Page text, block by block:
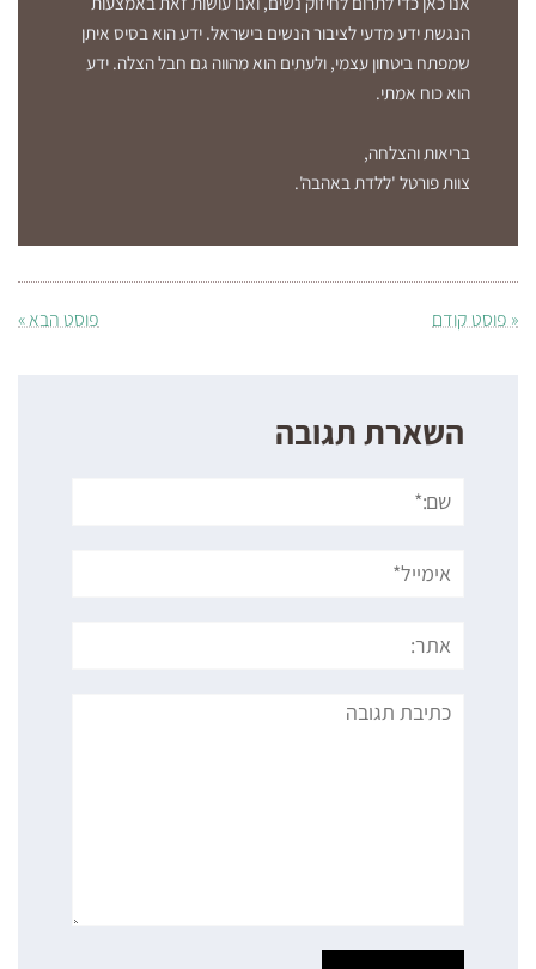
הנגשת ידע מדעי לציבור הנשים בישראל. ידע הוא בסיס איתן
שמפתח ביטחון עצמי, ולעתים הוא מהווה גם חבל הצלה. ידע
הוא כוח אמתי.
בריאות והצלחה,
צוות פורטל 'ללדת באהבה'.
« פוסט קודם פוסט הבא »
השארת תגובה
אימייל*
תגובה